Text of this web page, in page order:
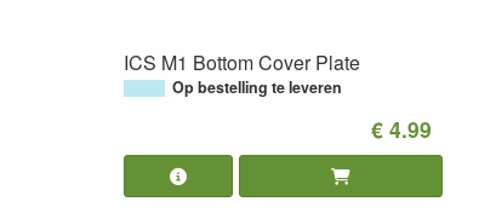
ICS M1 Bottom Cover Plate
Op bestelling te leveren
€ 4.99